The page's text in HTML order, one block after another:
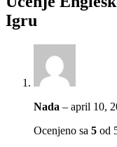
Igru
Nada – april 10,
Ocenjeno sa 5 od